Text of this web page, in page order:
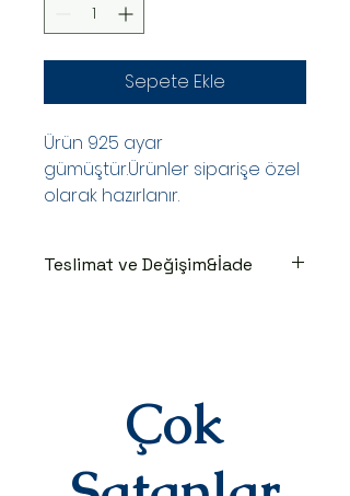
Sepete Ekle
Ürün 925 ayar
gümüştür.Ürünler siparişe özel
olarak hazırlanır.
Teslimat ve Değişim&İade
edilir.Kargoya teslim edildiğinde
takip numaranız,anlaşmalı kargo
firmamız olan Yurtiçi Kargo
tarafından size sms olarak iletilir.
DEĞİŞİM&İADE
Çok